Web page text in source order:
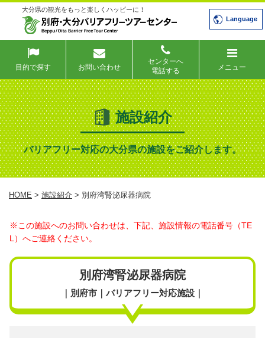
大分県の観光をもっと楽しくハッピーに！
Language
目的で探す お問い合わせ
センターへ
電話する
メニュー
施設紹介
バリアフリー対応の大分県の施設をご紹介します。
HOME > 施設紹介 > 別府湾腎泌尿器病院
※この施設へのお問い合わせは、下記、施設情報の電話番号（TE
L）へご連絡ください。
別府湾腎泌尿器病院
｜別府市｜バリアフリー対応施設｜